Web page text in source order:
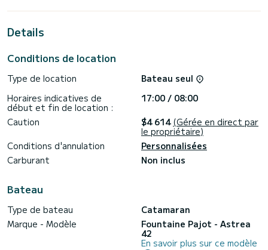
vacances extraordinaires sur l'eau dans les environs de
automatique, Haut-parleurs.
Vous pouvez nous envoyer votre demande de réservation
Details
Conditions de location
Type de location
Bateau seul
Horaires indicatives de
début et fin de location :
17:00 / 08:00
Caution
$4 614 (Gérée en direct par
le propriétaire)
Conditions d'annulation
Personnalisées
Carburant
Non inclus
Bateau
Type de bateau
Catamaran
Marque - Modèle
Fountaine Pajot - Astrea
42
En savoir plus sur ce modèle